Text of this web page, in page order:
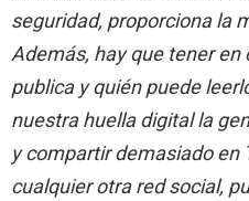
seguridad, proporciona la
Además, hay que tener en
publica y quién puede
nuestra huella digital la
y compartir demasiado en
cualquier otra red social,